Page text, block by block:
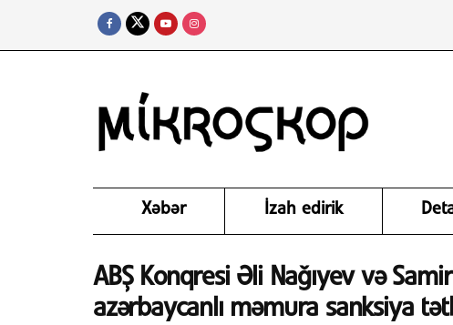
Xəbər İzah edirik
ABŞ Konqresi Əli Nağıyev və
azərbaycanlı məmura sanksiya